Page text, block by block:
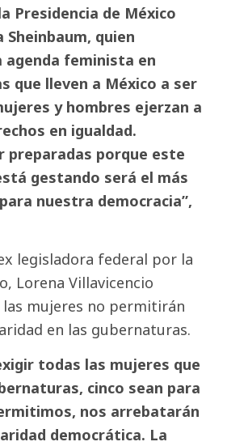
Presidencia de México
Sheinbaum, quien
feminista en
que lleven a México a ser
y hombres ejerzan a
en igualdad.
preparadas porque este
gestando será el más
nuestra democracia”,
legisladora federal por la
Lorena Villavicencio
mujeres no permitirán
en las gubernaturas.
todas las mujeres que
cinco sean para
nos arrebatarán
democrática. La